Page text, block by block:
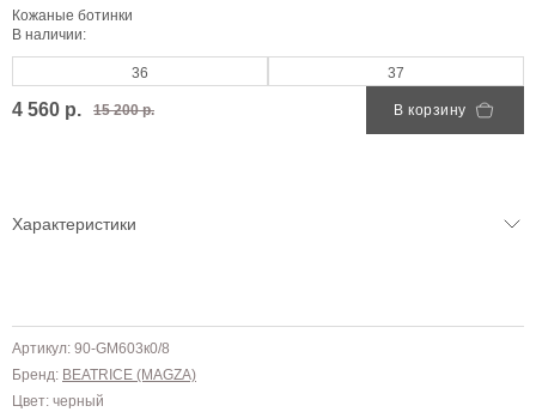
Кожаные ботинки
В наличии:
36 37
4 560 р. 15 200 р. В корзину
Характеристики
Артикул: 90-GM603к0/8
Бренд: BEATRICE (MAGZA)
Цвет: черный